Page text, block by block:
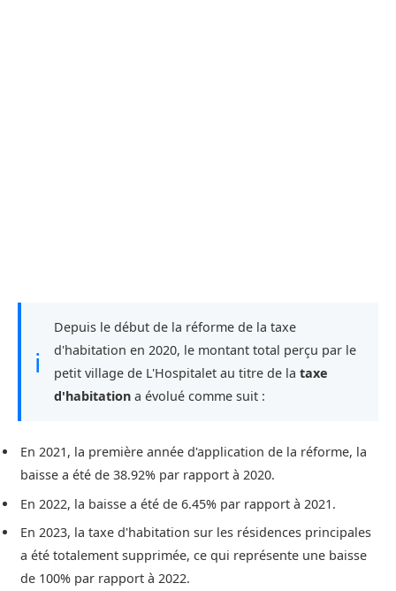
ℹ
Depuis le début de la réforme de la taxe
d'habitation en 2020, le montant total perçu par le
petit village de L'Hospitalet au titre de la taxe
d'habitation a évolué comme suit :
En 2021, la première année d'application de la réforme, la
baisse a été de 38.92% par rapport à 2020.
En 2022, la baisse a été de 6.45% par rapport à 2021.
En 2023, la taxe d'habitation sur les résidences principales
a été totalement supprimée, ce qui représente une baisse
de 100% par rapport à 2022.